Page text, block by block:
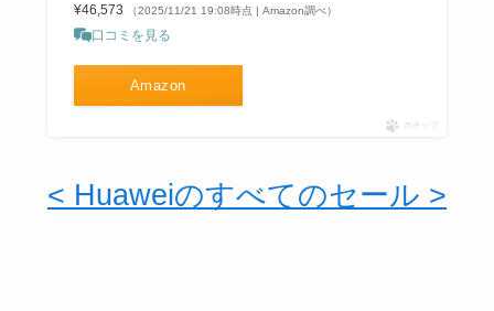
¥46,573
（2025/11/21 19:08時点 | Amazon調べ）
口コミを見る
Amazon
ポチップ
< Huaweiのすべてのセール >